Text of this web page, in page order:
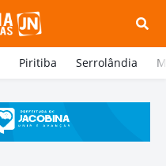
Piritiba Serrolândia